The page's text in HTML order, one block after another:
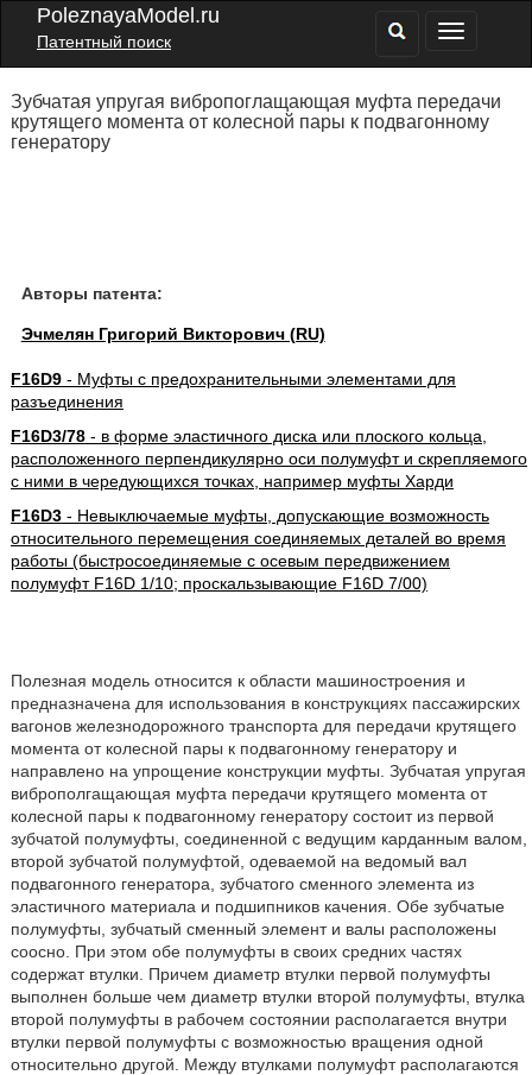
PoleznayaModel.ru
Патентный поиск
Зубчатая упругая вибропоглащающая муфта передачи
крутящего момента от колесной пары к подвагонному
генератору
Авторы патента:
Эчмелян Григорий Викторович (RU)
F16D9- Муфты с предохранительными элементами для
разъединения
F16D3/78- в форме эластичного диска или плоского кольца,
расположенного перпендикулярно оси полумуфт и скрепляемого
с ними в чередующихся точках, например муфты Харди
F16D3- Невыключаемые муфты, допускающие возможность
относительного перемещения соединяемых деталей во время
работы (быстросоединяемые с осевым передвижением
полумуфт F16D 1/10; проскальзывающие F16D 7/00)
Полезная модель относится к области машиностроения и
предназначена для использования в конструкциях пассажирских
вагонов железнодорожного транспорта для передачи крутящего
момента от колесной пары к подвагонному генератору и
направлено на упрощение конструкции муфты. Зубчатая упругая
виброполгащающая муфта передачи крутящего момента от
колесной пары к подвагонному генератору состоит из первой
зубчатой полумуфты, соединенной с ведущим карданным валом,
второй зубчатой полумуфтой, одеваемой на ведомый вал
подвагонного генератора, зубчатого сменного элемента из
эластичного материала и подшипников качения. Обе зубчатые
полумуфты, зубчатый сменный элемент и валы расположены
соосно. При этом обе полумуфты в своих средних частях
содержат втулки. Причем диаметр втулки первой полумуфты
выполнен больше чем диаметр втулки второй полумуфты, втулка
второй полумуфты в рабочем состоянии располагается внутри
втулки первой полумуфты с возможностью вращения одной
относительно другой. Между втулками полумуфт располагаются